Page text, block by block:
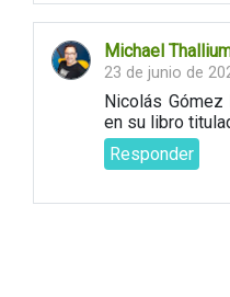
Michael
23 de junio de
Nicolás
en su libro
Responder